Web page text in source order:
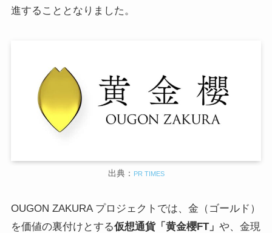
進することとなりました。
出典： PR TIMES
OUGON ZAKURA プロジェクトでは、金（ゴールド）
を価値の裏付けとする仮想通貨「黄金櫻FT」 や、金現